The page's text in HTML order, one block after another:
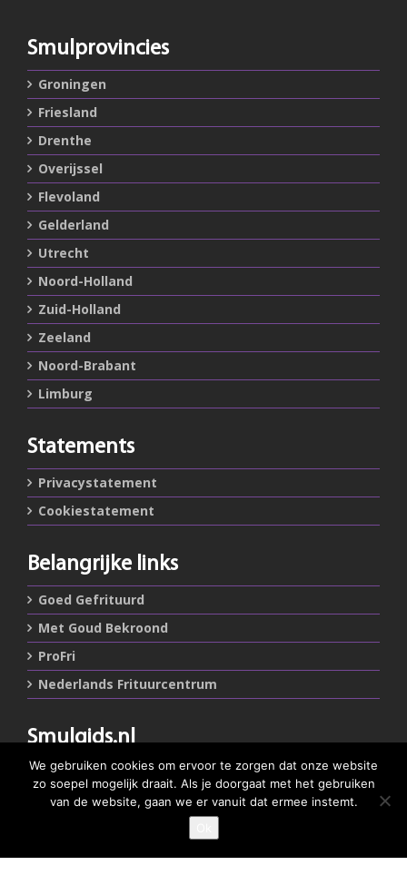
GEEF JE SMULSCORE
Smulprovincies
Groningen
Friesland
Drenthe
Overijssel
Flevoland
Gelderland
Utrecht
Noord-Holland
Zuid-Holland
Zeeland
Noord-Brabant
Limburg
Statements
Privacystatement
Cookiestatement
Belangrijke links
Goed Gefrituurd
Met Goud Bekroond
ProFri
Nederlands Frituurcentrum
Smulgids.nl
Nederlands Frituurcentrum
Blaarthemseweg 72
5502 JW Veldhoven
We gebruiken cookies om ervoor te zorgen dat onze website
zo soepel mogelijk draait. Als je doorgaat met het gebruiken
van de website, gaan we er vanuit dat ermee instemt.